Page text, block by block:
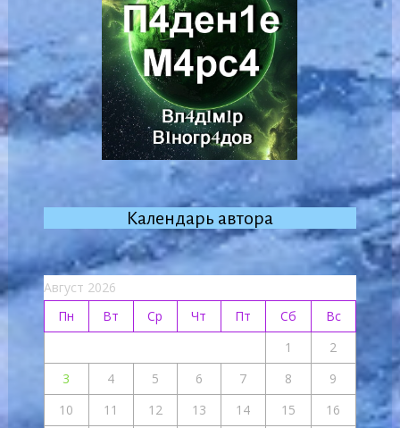
Календарь автора
Август 2026
Пн
Вт Ср Чт Пт Сб
Вс
1
2
3
4 5 6 7 8
9
10
11 12 13 14 15 16